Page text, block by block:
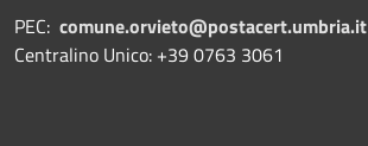
PEC: comune.orvieto@postacert.umbria.it
Centralino Unico: +39 0763 3061